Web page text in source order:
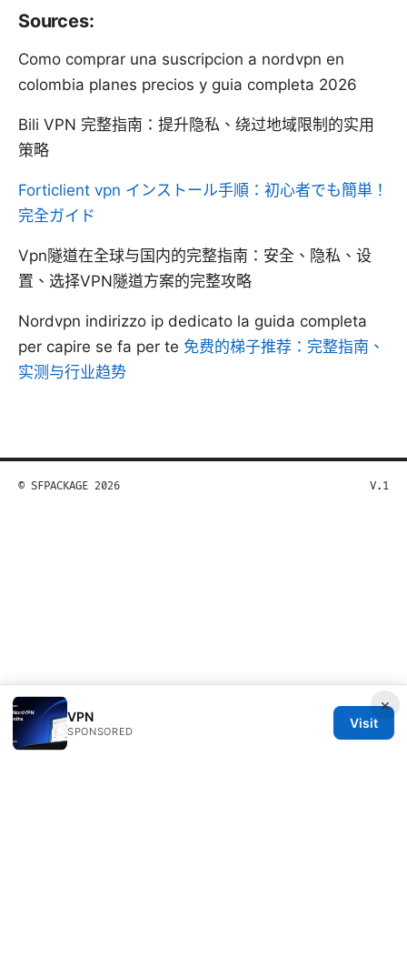
Sources:
Como comprar una suscripcion a nordvpn en
colombia planes precios y guia completa 2026
Bili VPN 完整指南：提升隐私、绕过地域限制的实用
策略
Forticlient vpn インストール手順：初心者でも簡単！
完全ガイド
Vpn隧道在全球与国内的完整指南：安全、隐私、设
置、选择VPN隧道方案的完整攻略
Nordvpn indirizzo ip dedicato la guida completa
per capire se fa per te 免费的梯子推荐：完整指南、
实测与行业趋势
×
VPN
SPONSORED
Visit
© SFPACKAGE 2026 V.1